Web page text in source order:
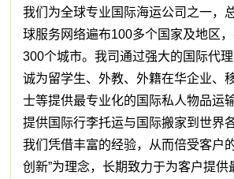
我们为全球专业国际海运公司之一，
球服务网络遍布100多个国家及地区
300个城市。我司通过强大的国际代
诚为留学生、外教、外籍在华企业、
士等提供最专业化的国际私人物品运
提供国际行李托运与国际搬家到世界
我们凭借丰富的经验，从而倍受客户
创新”为理念，长期致力于为客户提供